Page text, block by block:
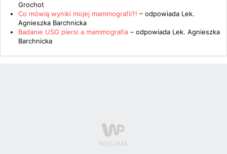
Grochot
Co mówią wyniki mojej mammografii?! – odpowiada Lek.
Agnieszka Barchnicka
Badanie USG piersi a mammografia – odpowiada Lek. Agnieszka
Barchnicka